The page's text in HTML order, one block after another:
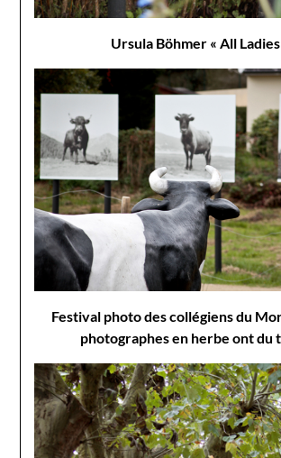
Ursula Böhmer « All Ladies
Festival photo des collégiens du
photographes en herbe ont du